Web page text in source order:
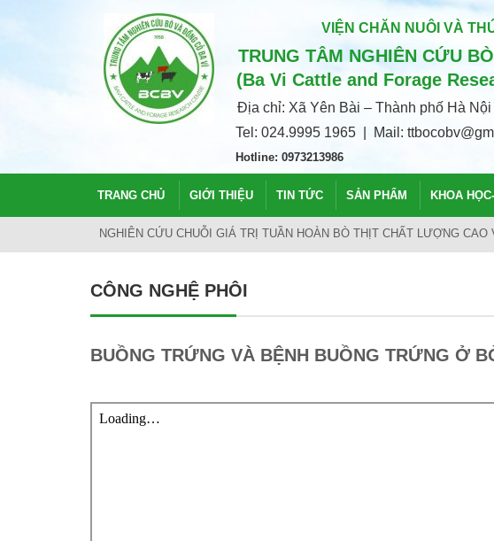
VIỆN CHĂN NUÔI VÀ
TRUNG TÂM NGHIÊN CỨU
(Ba Vi Cattle and Forage
Địa chỉ: Xã Yên Bài – Thành phố Hà Nội
Tel: 024.9995 1965 | Mail:
Hotline: 0973213986
TRANG CHỦ GIỚI THIỆU TIN TỨC SẢN PHẨM KHOA
NGHIÊN CỨU CHUỖI GIÁ TRỊ TUẦN HOÀN BÒ THỊT CHẤT LƯỢNG CAO
CÔNG NGHỆ PHÔI
BUỒNG TRỨNG VÀ BỆNH BUỒNG TRỨNG Ở